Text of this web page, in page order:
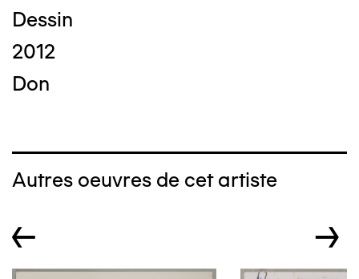
Dessin
2012
Don
Autres oeuvres de cet artiste
← →